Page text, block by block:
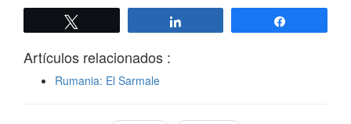
Artículos relacionados :
Rumania: El Sarmale